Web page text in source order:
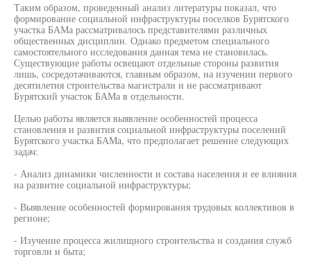
Таким образом, проведенный анализ литературы показал, что
формирование социальной инфраструктуры поселков Бурятского
участка БАМа рассматривалось представителями различных
общественных дисциплин. Однако предметом специального
самостоятельного исследования данная тема не становилась.
Существующие работы освещают отдельные стороны развития
лишь, сосредотачиваются, главным образом, на изучении первого
десятилетия строительства магистрали и не рассматривают
Бурятский участок БАМа в отдельности.
Целью работы является выявление особенностей процесса
становления и развития социальной инфраструктуры поселений
Бурятского участка БАМа, что предполагает решение следующих
задач:
- Анализ динамики численности и состава населения и ее влияния
на развитие социальной инфраструктуры;
- Выявление особенностей формирования трудовых коллективов в
регионе;
- Изучение процесса жилищного строительства и создания служб
торговли и быта;